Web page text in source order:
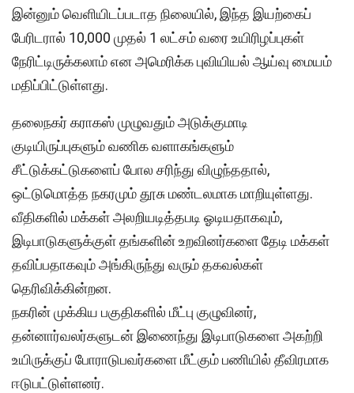
இன்னும் வெளியிடப்படாத நிலையில், இந்த இயற்கைப்
பேரிடரால் 10,000 முதல் 1 லட்சம் வரை உயிரிழப்புகள்
நேரிட்டிருக்கலாம் என அமெரிக்க புவியியல் ஆய்வு மையம்
மதிப்பிட்டுள்ளது.
தலைநகர் கராகஸ் முழுவதும் அடுக்குமாடி
குடியிருப்புகளும் வணிக வளாகங்களும்
சீட்டுக்கட்டுகளைப் போல சரிந்து விழுந்ததால்,
ஒட்டுமொத்த நகரமும் தூசு மண்டலமாக மாறியுள்ளது.
வீதிகளில் மக்கள் அலறியடித்தபடி ஓடியதாகவும்,
இடிபாடுகளுக்குள் தங்களின் உறவினர்களை தேடி மக்கள்
தவிப்பதாகவும் அங்கிருந்து வரும் தகவல்கள்
தெரிவிக்கின்றன.
நகரின் முக்கிய பகுதிகளில் மீட்பு குழுவினர்,
தன்னார்வலர்களுடன் இணைந்து இடிபாடுகளை அகற்றி
உயிருக்குப் போராடுபவர்களை மீட்கும் பணியில் தீவிரமாக
ஈடுபட்டுள்ளனர்.